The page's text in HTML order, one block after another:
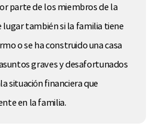
parte de los miembros de la
lugar también si la familia tiene
o se ha construido una casa
graves y desafortunados
situación financiera que
en la familia.